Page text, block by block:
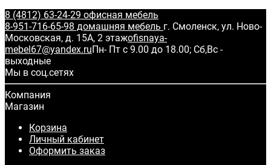
8 (4812) 63-24-29 офисная мебель
8-951-716-65-98 домашняя мебель г. Смоленск, ул. Ново-
Московская, д. 15А, 2 этажofisnaya-
mebel67@yandex.ruПн- Пт с 9.00 до 18.00; Сб,Вс -
выходные
Мы в соц.сетях
Компания
Магазин
Корзина
Личный кабинет
Оформить заказ